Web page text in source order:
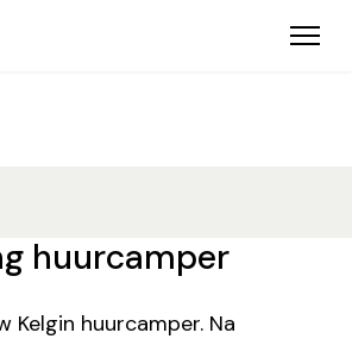
huurcamper
Kelgin huurcamper. Na